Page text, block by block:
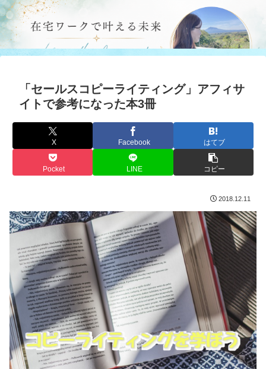
「セールスコピーライティング」アフィサ
イトで参考になった本3冊
X Facebook はてブ
Pocket LINE コピー
2018.12.11